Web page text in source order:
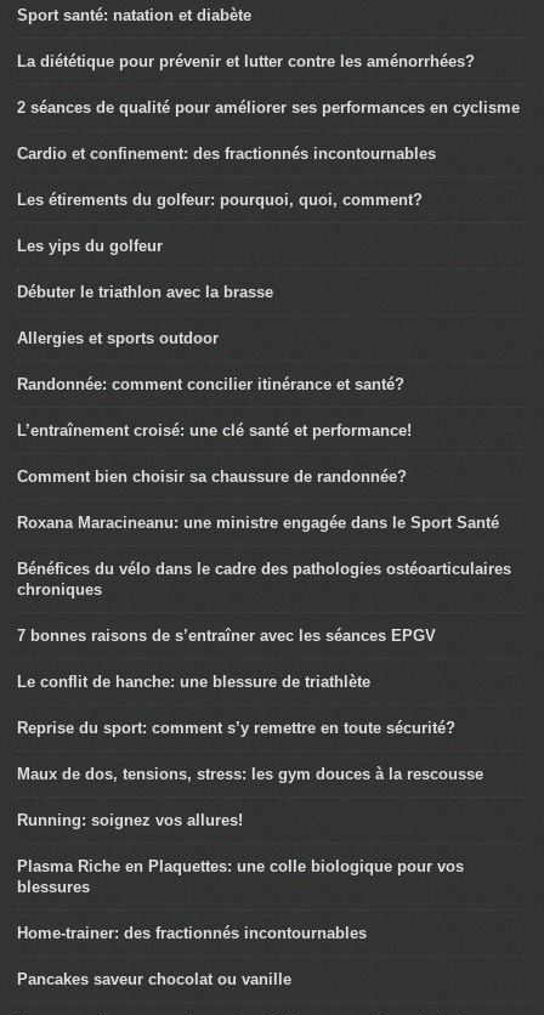
Sport santé: natation et diabète
La diététique pour prévenir et lutter contre les aménorrhées?
2 séances de qualité pour améliorer ses performances en cyclisme
Cardio et confinement: des fractionnés incontournables
Les étirements du golfeur: pourquoi, quoi, comment?
Les yips du golfeur
Débuter le triathlon avec la brasse
Allergies et sports outdoor
Randonnée: comment concilier itinérance et santé?
L’entraînement croisé: une clé santé et performance!
Comment bien choisir sa chaussure de randonnée?
Roxana Maracineanu: une ministre engagée dans le Sport Santé
Bénéfices du vélo dans le cadre des pathologies ostéoarticulaires
chroniques
7 bonnes raisons de s’entraîner avec les séances EPGV
Le conflit de hanche: une blessure de triathlète
Reprise du sport: comment s’y remettre en toute sécurité?
Maux de dos, tensions, stress: les gym douces à la rescousse
Running: soignez vos allures!
Plasma Riche en Plaquettes: une colle biologique pour vos
blessures
Home-trainer: des fractionnés incontournables
Pancakes saveur chocolat ou vanille